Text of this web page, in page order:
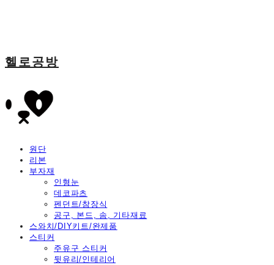
헬로공방
원단
리본
부자재
인형눈
데코파츠
펜던트/참장식
공구, 본드, 솜, 기타재료
스와치/DIY키트/완제품
스티커
주유구 스티커
뒷유리/인테리어